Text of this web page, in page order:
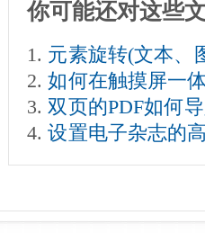
你可能还对这些
元素旋转(文本、
如何在触摸屏一
双页的PDF如何
设置电子杂志的